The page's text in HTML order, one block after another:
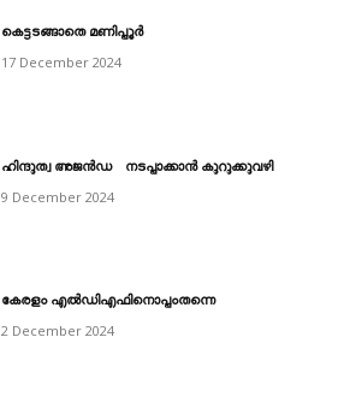
കെട്ടടങ്ങാതെ മണിപ്പൂർ
17 December 2024
ഹിന്ദുത്വ അജൻഡ നടപ്പാക്കാൻ കുറുക്കുവഴി
9 December 2024
കേരളം എൽഡിഎഫിനൊപ്പംതന്നെ
2 December 2024